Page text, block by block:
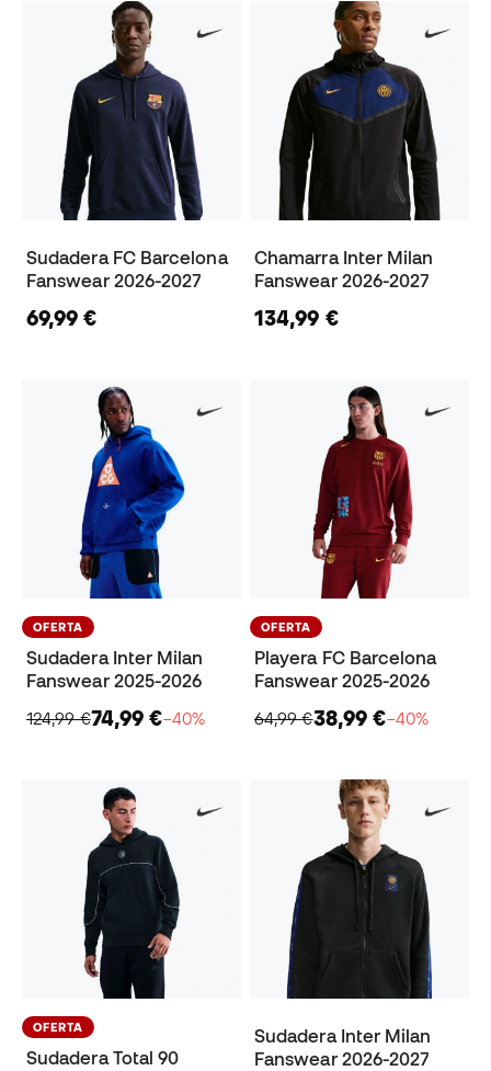
Sudadera FC Barcelona
Fanswear 2026-2027
69,99 €
Chamarra Inter Milan
Fanswear 2026-2027
134,99 €
OFERTA
Sudadera Inter Milan
Fanswear 2025-2026
124,99 €74,99 €−40%
OFERTA
Playera FC Barcelona
Fanswear 2025-2026
64,99 €38,99 €−40%
OFERTA
Sudadera Total 90
Sudadera Inter Milan
Fanswear 2026-2027